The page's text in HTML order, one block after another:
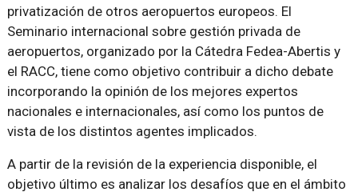
privatización de otros aeropuertos europeos. El
Seminario internacional sobre gestión privada de
aeropuertos, organizado por la Cátedra Fedea-Abertis y
el RACC, tiene como objetivo contribuir a dicho debate
incorporando la opinión de los mejores expertos
nacionales e internacionales, así como los puntos de
vista de los distintos agentes implicados.
A partir de la revisión de la experiencia disponible, el
objetivo último es analizar los desafíos que en el ámbito